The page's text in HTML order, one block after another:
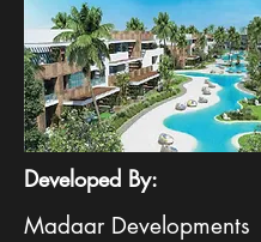
Developed By:
Madaar Developments